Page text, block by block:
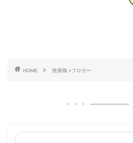
HOME 医療職 ×ブロガー